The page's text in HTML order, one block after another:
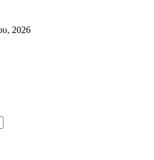
2026
φορεά των Ελλήνων Ολυμπιονικών